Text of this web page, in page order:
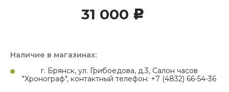
31 000 c
Наличие в магазинах:
г. Брянск, ул. Грибоедова, д.3, Салон часов
"Хронограф", контактный телефон: +7 (4832) 66-54-36